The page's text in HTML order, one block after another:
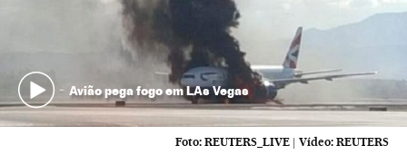
Avião pega fogo em LAs Vegas
Foto: REUTERS_LIVE | Vídeo: REUTERS